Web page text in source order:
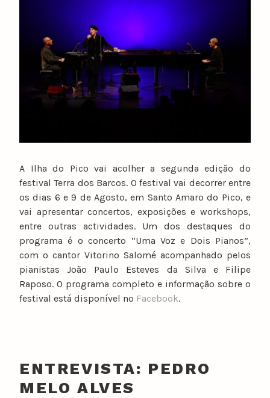
A Ilha do Pico vai acolher a segunda edição do
festival Terra dos Barcos. O festival vai decorrer entre
os dias 6 e 9 de Agosto, em Santo Amaro do Pico, e
vai apresentar concertos, exposições e workshops,
entre outras actividades. Um dos destaques do
programa é o concerto “Uma Voz e Dois Pianos”,
com o cantor Vitorino Salomé acompanhado pelos
pianistas João Paulo Esteves da Silva e Filipe
Raposo. O programa completo e informação sobre o
festival está disponível no Facebook.
ENTREVISTA: PEDRO
MELO ALVES